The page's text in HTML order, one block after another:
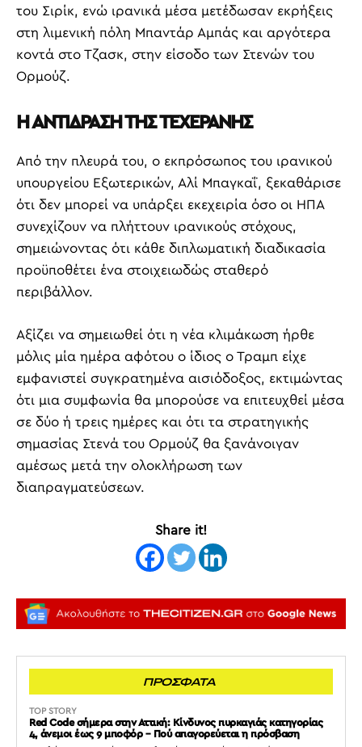
του Σιρίκ, ενώ ιρανικά μέσα μετέδωσαν εκρήξεις
στη λιμενική πόλη Μπαντάρ Αμπάς και αργότερα
κοντά στο Τζασκ, στην είσοδο των Στενών του
Ορμούζ.
Η ΑΝΤΙΔΡΑΣΗ ΤΗΣ ΤΕΧΕΡΑΝΗΣ
Από την πλευρά του, ο εκπρόσωπος του ιρανικού
υπουργείου Εξωτερικών, Αλί Μπαγκαΐ, ξεκαθάρισε
ότι δεν μπορεί να υπάρξει εκεχειρία όσο οι ΗΠΑ
συνεχίζουν να πλήττουν ιρανικούς στόχους,
σημειώνοντας ότι κάθε διπλωματική διαδικασία
προϋποθέτει ένα στοιχειωδώς σταθερό
περιβάλλον.
Αξίζει να σημειωθεί ότι η νέα κλιμάκωση ήρθε
μόλις μία ημέρα αφότου ο ίδιος ο Τραμπ είχε
εμφανιστεί συγκρατημένα αισιόδοξος, εκτιμώντας
ότι μια συμφωνία θα μπορούσε να επιτευχθεί μέσα
σε δύο ή τρεις ημέρες και ότι τα στρατηγικής
σημασίας Στενά του Ορμούζ θα ξανάνοιγαν
αμέσως μετά την ολοκλήρωση των
διαπραγματεύσεων.
Share it!
ΠΡΟΣΦΑΤΑ
TOP STORY
Red Code σήμερα στην Αττική: Κίνδυνος πυρκαγιάς κατηγορίας
4, άνεμοι έως 9 μποφόρ – Πού απαγορεύεται η πρόσβαση